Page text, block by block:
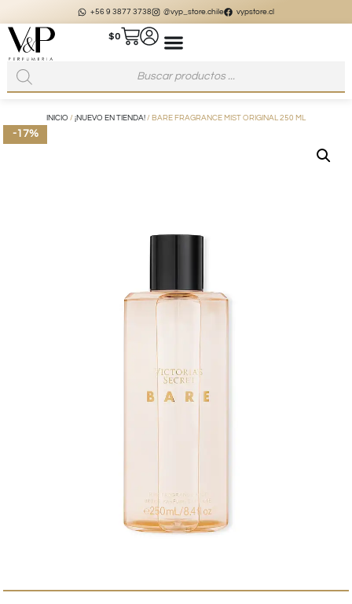
+56 9 3877 3738 @vyp_store.chile vypstore.cl
$0
INICIO / ¡NUEVO EN TIENDA! / BARE FRAGRANCE MIST ORIGINAL 250 ML
-17%